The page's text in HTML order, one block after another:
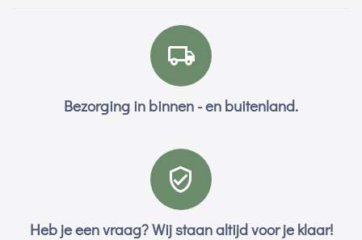
Bezorging in binnen - en buitenland.
Heb je een vraag? Wij staan altijd voor je klaar!